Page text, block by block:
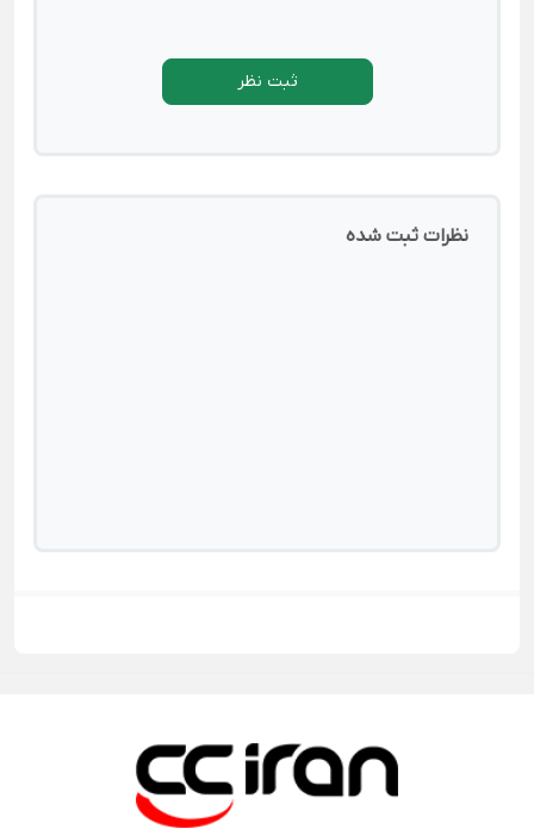
ثبت نظر
نظرات ثبت شده